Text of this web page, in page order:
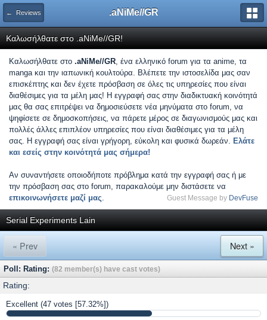
← Reviews .aNiMe//GR
Καλωσήλθατε στο .aNiMe//GR!
Καλωσήλθατε στο .aNiMe//GR, ένα ελληνικό forum για τα anime, τα
manga και την ιαπωνική κουλτούρα. Βλέπετε την ιστοσελίδα μας σαν
επισκέπτης και δεν έχετε πρόσβαση σε όλες τις υπηρεσίες που είναι
διαθέσιμες για τα μέλη μας! Η εγγραφή σας στην διαδικτυακή κοινότητά
μας θα σας επιτρέψει να δημοσιεύσετε νέα μηνύματα στο forum, να
ψηφίσετε σε δημοσκοπήσεις, να πάρετε μέρος σε διαγωνισμούς μας και
πολλές άλλες επιπλέον υπηρεσίες που είναι διαθέσιμες για τα μέλη
σας. Η εγγραφή σας είναι γρήγορη, εύκολη και φυσικά δωρεάν. Ελάτε
και εσείς στην κοινότητά μας σήμερα!
Αν συναντήσετε οποιοδήποτε πρόβλημα κατά την εγγραφή σας ή με
την πρόσβαση σας στο forum, παρακαλούμε μην διστάσετε να
επικοινωνήσετε μαζί μας. Guest Message by DevFuse
Serial Experiments Lain
« Prev Next »
Poll: Rating: (82 member(s) have cast votes)
Rating:
Excellent (47 votes [57.32%])